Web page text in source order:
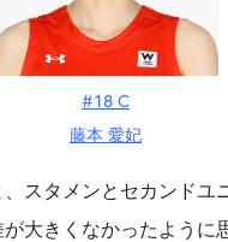
#18 C
藤本 愛妃
スタメンとセカンドユ
が大きくなかったように